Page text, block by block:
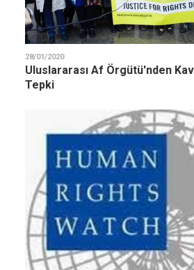
28/01/2020
Uluslararası Af Örgütü'nden
Tepki